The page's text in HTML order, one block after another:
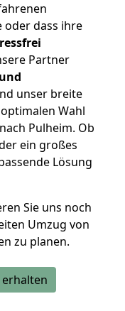
oder dass ihre
Partner
unser breite
Wahl
Pulheim. Ob
ein großes
Lösung
Sie uns noch
Umzug von
zu planen.